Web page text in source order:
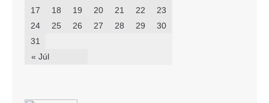
« Júl
17
18 19 20 21 22
23
24
25 26 27 28 29
30
31